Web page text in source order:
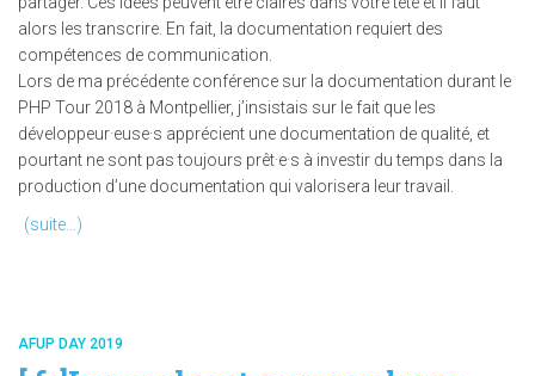
alors les transcrire. En fait, la documentation requiert des
compétences de communication.
Lors de ma précédente conférence sur la documentation durant le
PHP Tour 2018 à Montpellier, j’insistais sur le fait que les
développeur·euse·s apprécient une documentation de qualité, et
pourtant ne sont pas toujours prêt·e·s à investir du temps dans la
production d’une documentation qui valorisera leur travail.
(suite…)
AFUP DAY 2019